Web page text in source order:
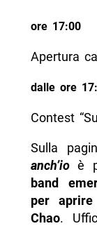
ore 17:00
Apertura
dalle ore
Contest
Sulla
anch’ioè
band
per
Chao.